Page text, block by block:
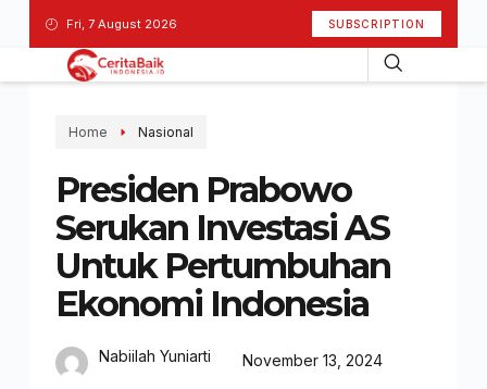
Fri, 7 August 2026 SUBSCRIPTION
Home Nasional
Presiden Prabowo
Serukan Investasi AS
Untuk Pertumbuhan
Ekonomi Indonesia
Nabiilah Yuniarti November 13, 2024